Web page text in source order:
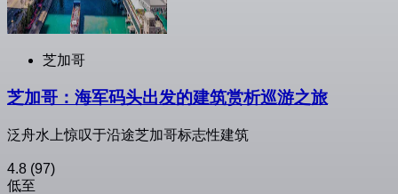
芝加哥
芝加哥：海军码头出发的建筑赏析巡游之旅
泛舟水上惊叹于沿途芝加哥标志性建筑
4.8 (97)
低至